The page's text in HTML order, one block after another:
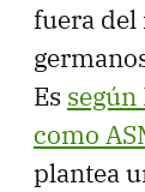
fuera del
Es
como
plantea